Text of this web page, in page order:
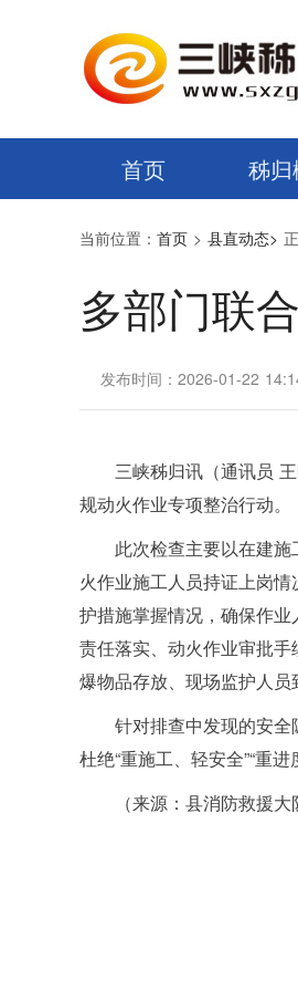
首页 秭
当前位置： 首页 > 县直动态>
多部门联
发布时间：2026-01-22
三峡秭归讯（通讯员
规动火作业专项整治行动。
此次检查主要以在建
火作业施工人员持证上岗
护措施掌握情况，确保作
责任落实、动火作业审批
爆物品存放、现场监护人员
针对排查中发现的安
杜绝“重施工、轻安全”“重
（来源：县消防救援大